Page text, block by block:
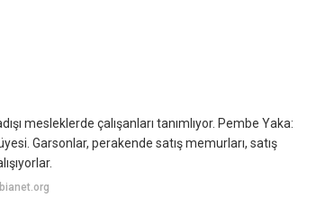
mesleklerde çalışanları tanımlıyor. Pembe Yaka:
Garsonlar, perakende satış memurları, satış